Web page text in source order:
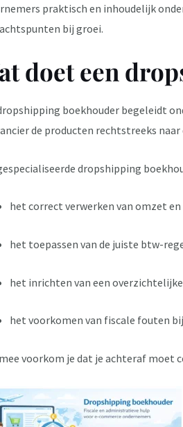
praktisch en inhoudelijk
bij groei.
doet een
boekhouder begeleidt
de producten rechtstreeks
dropshipping
het correct verwerken van omzet
het toepassen van de juiste btw-
het inrichten van een
het voorkomen van fiscale fouten
voorkom je dat je achteraf